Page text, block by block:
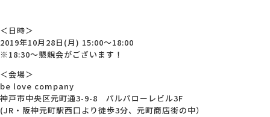
＜日時＞
2019年10月28日(月) 15:00～18:00
※18:30～懇親会がございます！
＜会場＞
be love company
神戸市中央区元町通3-9-8 パルパローレビル3F
(JR・阪神元町駅西口より徒歩3分、元町商店街の中）